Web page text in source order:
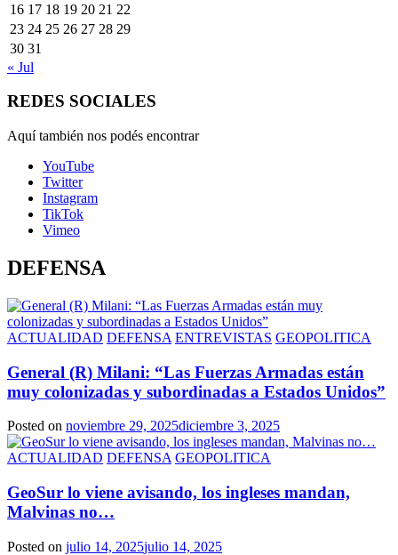
16 17 18 19 20 21 22
23 24 25 26 27 28 29
30 31
« Jul
REDES SOCIALES
Aquí también nos podés encontrar
YouTube
Twitter
Instagram
TikTok
Vimeo
DEFENSA
ACTUALIDAD DEFENSA ENTREVISTAS GEOPOLITICA
General (R) Milani: “Las Fuerzas Armadas están
muy colonizadas y subordinadas a Estados Unidos”
Posted on noviembre 29, 2025diciembre 3, 2025
ACTUALIDAD DEFENSA GEOPOLITICA
GeoSur lo viene avisando, los ingleses mandan,
Malvinas no…
Posted on julio 14, 2025julio 14, 2025